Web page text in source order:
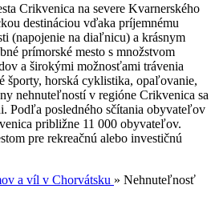
Crikvenica na severe Kvarnerského
destináciou vďaka príjemnému
(napojenie na diaľnicu) a krásnym
prímorské mesto s množstvom
a širokými možnosťami trávenia
športy, horská cyklistika, opaľovanie,
nehnuteľností v regióne Crikvenica sa
Podľa posledného sčítania obyvateľov
približne 11 000 obyvateľov.
pre rekreačnú alebo investičnú
a víl v Chorvátsku » Nehnuteľnosť